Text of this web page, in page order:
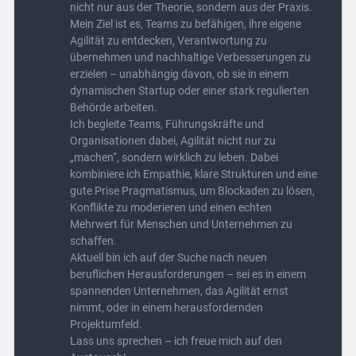
nicht nur aus der Theorie, sondern aus der Praxis.
Mein Ziel ist es, Teams zu befähigen, ihre eigene
Agilität zu entdecken, Verantwortung zu
übernehmen und nachhaltige Verbesserungen zu
erzielen – unabhängig davon, ob sie in einem
dynamischen Startup oder einer stark regulierten
Behörde arbeiten.
Ich begleite Teams, Führungskräfte und
Organisationen dabei, Agilität nicht nur zu
„machen“, sondern wirklich zu leben. Dabei
kombiniere ich Empathie, klare Strukturen und eine
gute Prise Pragmatismus, um Blockaden zu lösen,
Konflikte zu moderieren und einen echten
Mehrwert für Menschen und Unternehmen zu
schaffen.
Aktuell bin ich auf der Suche nach neuen
beruflichen Herausforderungen – sei es in einem
spannenden Unternehmen, das Agilität ernst
nimmt, oder in einem herausfordernden
Projektumfeld.
Lass uns sprechen – ich freue mich auf den